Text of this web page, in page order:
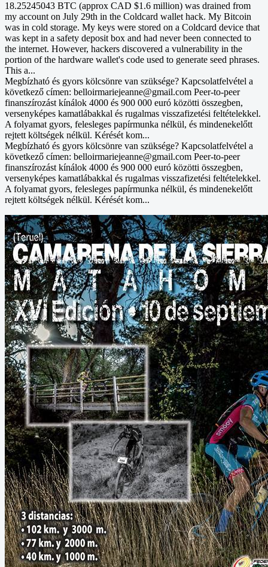
18.25245043 BTC (approx CAD $1.6 million) was drained from
my account on July 29th in the Coldcard wallet hack. My Bitcoin
was in cold storage. My keys were stored on a Coldcard device that
was kept in a safety deposit box and had never been connected to
the internet. However, hackers discovered a vulnerability in the
portion of the hardware wallet's code used to generate seed phrases.
This a...
Megbízható és gyors kölcsönre van szüksége? Kapcsolatfelvétel a
következő címen: belloirmariejeanne@gmail.com Peer-to-peer
finanszírozást kínálok 4000 és 900 000 euró közötti összegben,
versenyképes kamatlábakkal és rugalmas visszafizetési feltételekkel.
A folyamat gyors, felesleges papírmunka nélkül, és mindenekelőtt
rejtett költségek nélkül. Kérését kom...
Megbízható és gyors kölcsönre van szüksége? Kapcsolatfelvétel a
következő címen: belloirmariejeanne@gmail.com Peer-to-peer
finanszírozást kínálok 4000 és 900 000 euró közötti összegben,
versenyképes kamatlábakkal és rugalmas visszafizetési feltételekkel.
A folyamat gyors, felesleges papírmunka nélkül, és mindenekelőtt
rejtett költségek nélkül. Kérését kom...